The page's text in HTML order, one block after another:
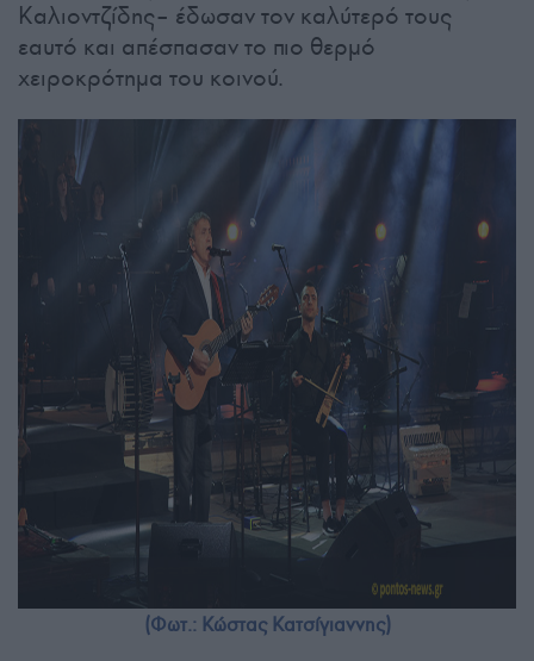
Καλιοντζίδης– έδωσαν τον καλύτερό τους
εαυτό και απέσπασαν το πιο θερμό
χειροκρότημα του κοινού.
(Φωτ.: Κώστας Κατσίγιαννης)